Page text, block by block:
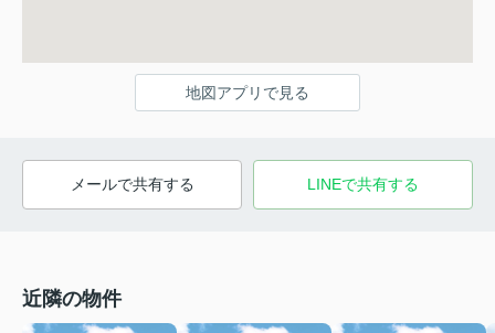
地図アプリで見る
メールで共有する LINEで共有する
近隣の物件